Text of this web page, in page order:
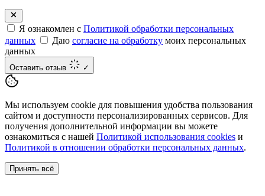
Я ознакомлен с Политикой обработки персональных
данных
Даю согласие на обработку моих персональных
данных
Оставить отзыв ✓
Мы используем cookie для повышения удобства пользования
сайтом и доступности персонализированных сервисов. Для
получения дополнительной информации вы можете
ознакомиться с нашей Политикой использования cookies и
Политикой в отношении обработки персональных данных.
Принять всё